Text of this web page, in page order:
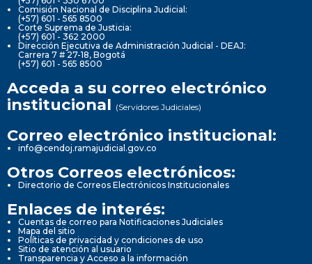
Comisión Nacional de Disciplina Judicial:
(+57) 601 - 565 8500
Corte Suprema de Justicia:
(+57) 601 - 362 2000
Dirección Ejecutiva de Administración Judicial - DEAJ:
Carrera 7 # 27-18, Bogotá
(+57) 601 - 565 8500
Acceda a su correo electrónico
institucional (Servidores Judiciales)
Correo electrónico institucional:
info@cendoj.ramajudicial.gov.co
Otros Correos electrónicos:
Directorio de Correos Electrónicos Institucionales
Enlaces de interés:
Cuentas de correo para Notificaciones Judiciales
Mapa del sitio
Políticas de privacidad y condiciones de uso
Sitio de atención al usuario
Transparencia y Acceso a la información